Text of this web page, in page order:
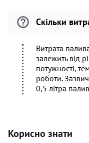
Скільки
Витрата
залежить від
потужності,
роботи.
0,5 літра
Корисно знати